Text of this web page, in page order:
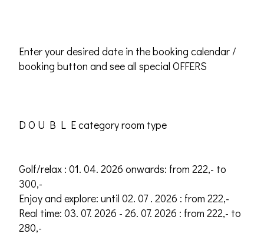
Enter your desired date in the booking calendar /
booking button and see all special OFFERS
D O U B L E category room type
Golf/relax : 01. 04. 2026 onwards: from 222,- to
300,-
Enjoy and explore: until 02. 07 . 2026 : from 222,-
Real time: 03. 07. 2026 - 26. 07. 2026 : from 222,- to
280,-